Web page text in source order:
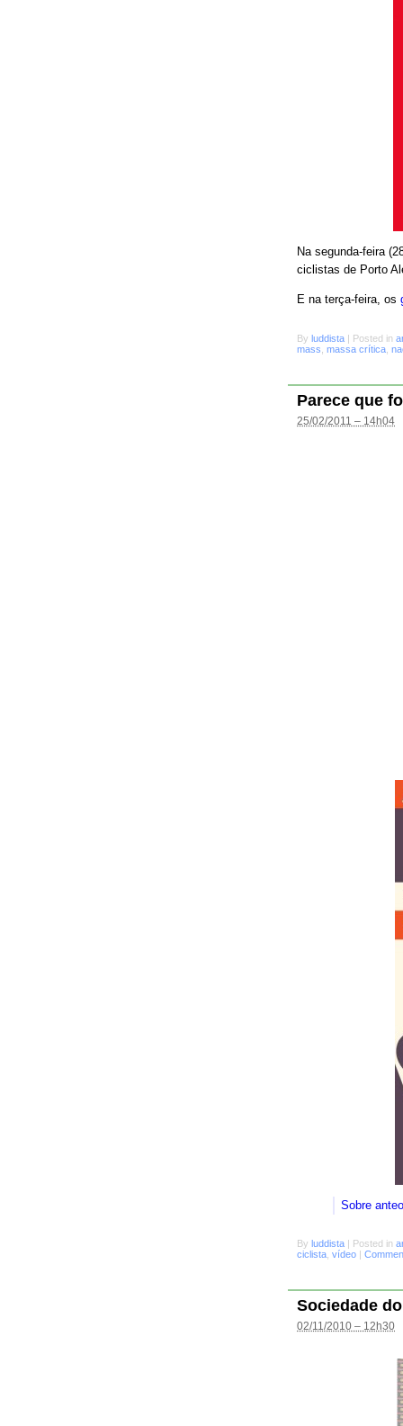
Na segunda-feira
ciclistas de Porto
E na terça-feira, os
By luddista | Posted in
mass massa crítica
Parece que
25/02/2011 – 14h04
Sobre
By luddista Posted in
ciclista vídeo
Sociedade
02/11/2010 – 12h30